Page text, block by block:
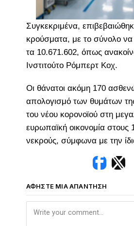
Συγκεκριμένα,
κρούσματα, με το σύνολο να
τα 10.671.602, όπως
Ινστιτούτο Ρόμπερτ Κοχ.
Οι θάνατοι ακόμη 170
απολογισμό των θυμάτων
του νέου κορονοϊού στη
ευρωπαϊκή οικονομία στους
νεκρούς, σύμφωνα με την
ΑΦΉΣΤΕ ΜΙΑ ΑΠΆΝΤΗΣΗ